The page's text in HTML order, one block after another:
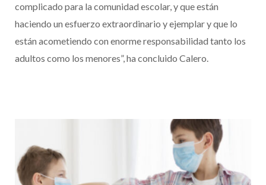
complicado para la comunidad escolar, y que están
haciendo un esfuerzo extraordinario y ejemplar y que lo
están acometiendo con enorme responsabilidad tanto los
adultos como los menores”, ha concluido Calero.